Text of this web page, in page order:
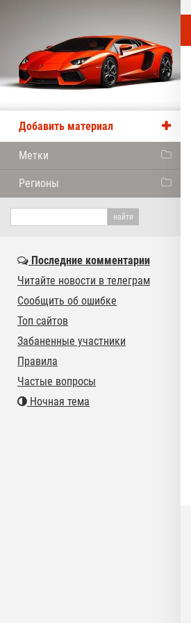
Добавить материал
Метки
Регионы
Последние комментарии
Читайте новости в телеграм
Сообщить об ошибке
Топ сайтов
Забаненные участники
Правила
Частые вопросы
Ночная тема